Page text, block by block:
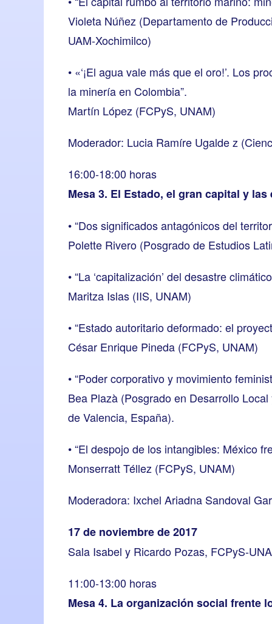
Violeta Núñez (Departamento de
UAM-Xochimilco)
• «‘¡El agua vale más que el oro!’. Los
la minería en Colombia”.
Martín López (FCPyS, UNAM)
Moderador: Lucia Ramíre Ugalde z
16:00-18:00 horas
Mesa 3. El Estado, el gran capital y
• “Dos significados antagónicos del
Polette Rivero (Posgrado de Estudios
• “La ‘capitalización’ del desastre
Maritza Islas (IIS, UNAM)
• “Estado autoritario deformado: el
César Enrique Pineda (FCPyS, UNAM)
• “Poder corporativo y movimiento
Bea Plazà (Posgrado en Desarrollo
de Valencia, España).
• “El despojo de los intangibles: México
Monserratt Téllez (FCPyS, UNAM)
Moderadora: Ixchel Ariadna Sandoval
17 de noviembre de 2017
Sala Isabel y Ricardo Pozas, FCPyS-
11:00-13:00 horas
Mesa 4. La organización social frente